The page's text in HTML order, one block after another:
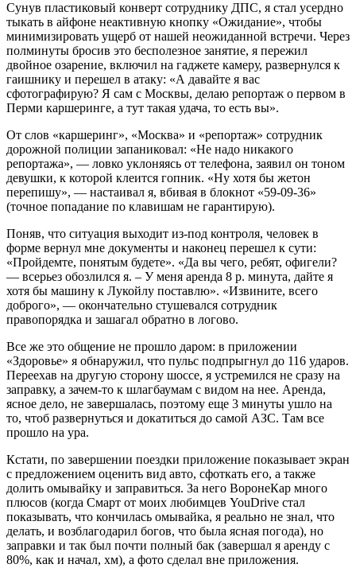
Сунув пластиковый конверт сотруднику ДПС, я стал усердно
тыкать в айфоне неактивную кнопку «Ожидание», чтобы
минимизировать ущерб от нашей неожиданной встречи. Через
полминуты бросив это бесполезное занятие, я пережил
двойное озарение, включил на гаджете камеру, развернулся к
гаишнику и перешел в атаку: «А давайте я вас
сфотографирую? Я сам с Москвы, делаю репортаж о первом в
Перми каршеринге, а тут такая удача, то есть вы».
От слов «каршеринг», «Москва» и «репортаж» сотрудник
дорожной полиции запаниковал: «Не надо никакого
репортажа», — ловко уклоняясь от телефона, заявил он тоном
девушки, к которой клеится гопник. «Ну хотя бы жетон
перепишу», — настаивал я, вбивая в блокнот «59-09-36»
(точное попадание по клавишам не гарантирую).
Поняв, что ситуация выходит из-под контроля, человек в
форме вернул мне документы и наконец перешел к сути:
«Пройдемте, понятым будете». «Да вы чего, ребят, офигели?
— всерьез обозлился я. – У меня аренда 8 р. минута, дайте я
хотя бы машину к Лукойлу поставлю». «Извините, всего
доброго», — окончательно стушевался сотрудник
правопорядка и зашагал обратно в логово.
Все же это общение не прошло даром: в приложении
«Здоровье» я обнаружил, что пульс подпрыгнул до 116 ударов.
Переехав на другую сторону шоссе, я устремился не сразу на
заправку, а зачем-то к шлагбаумам с видом на нее. Аренда,
ясное дело, не завершалась, поэтому еще 3 минуты ушло на
то, чтоб развернуться и докатиться до самой АЗС. Там все
прошло на ура.
Кстати, по завершении поездки приложение показывает экран
с предложением оценить вид авто, сфоткать его, а также
долить омывайку и заправиться. За него ВоронеКар много
плюсов (когда Смарт от моих любимцев YouDrive стал
показывать, что кончилась омывайка, я реально не знал, что
делать, и возблагодарил богов, что была ясная погода), но
заправки и так был почти полный бак (завершал я аренду с
80%, как и начал, хм), а фото сделал вне приложения.